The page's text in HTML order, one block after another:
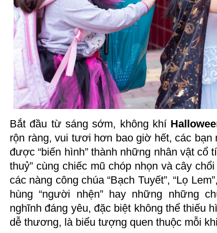
Bắt đầu từ sáng sớm, không khí
rộn ràng, vui tươi hơn bao giờ hết, các bạn
được “biến hình” thành những nhân vật cổ
thuỷ” cùng chiếc mũ chóp nhọn và cây
các nàng công chúa “Bạch Tuyết”, “Lọ
hùng “người nhện” hay những những
nghĩnh đáng yêu, đặc biệt không thể thiếu
dễ thương, là biểu tượng quen thuộc mỗi